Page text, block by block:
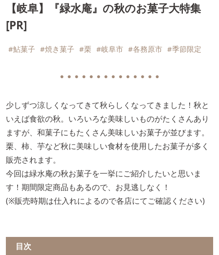
【岐阜】『緑水庵』の秋のお菓子大特集
[PR]
#鮎菓子 #焼き菓子 #栗 #岐阜市 #各務原市 #季節限定
● ● ● ● ● ● ● ● ● ● ● ● ● ●
少しずつ涼しくなってきて秋らしくなってきました！秋と
いえば食欲の秋。いろいろな美味しいものがたくさんあり
ますが、和菓子にもたくさん美味しいお菓子が並びます。
栗、柿、芋など秋に美味しい食材を使用したお菓子が多く
販売されます。
今回は緑水庵の秋お菓子を一挙にご紹介したいと思いま
す！期間限定商品もあるので、お見逃しなく！
(※販売時期は仕入れによるので各店にてご確認ください)
目次